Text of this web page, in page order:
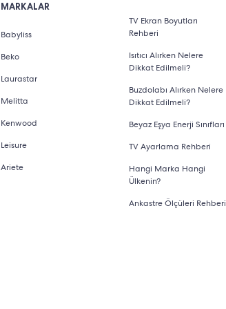
MARKALAR
Babyliss
Beko
Laurastar
Melitta
Kenwood
Leisure
Ariete
TV Ekran Boyutları
Rehberi
Isıtıcı Alırken Nelere
Dikkat Edilmeli?
Buzdolabı Alırken Nelere
Dikkat Edilmeli?
Beyaz Eşya Enerji Sınıfları
TV Ayarlama Rehberi
Hangi Marka Hangi
Ülkenin?
Ankastre Ölçüleri Rehberi